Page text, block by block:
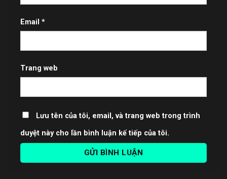
Email *
Trang web
Lưu tên của tôi, email, và trang web trong trình
duyệt này cho lần bình luận kế tiếp của tôi.